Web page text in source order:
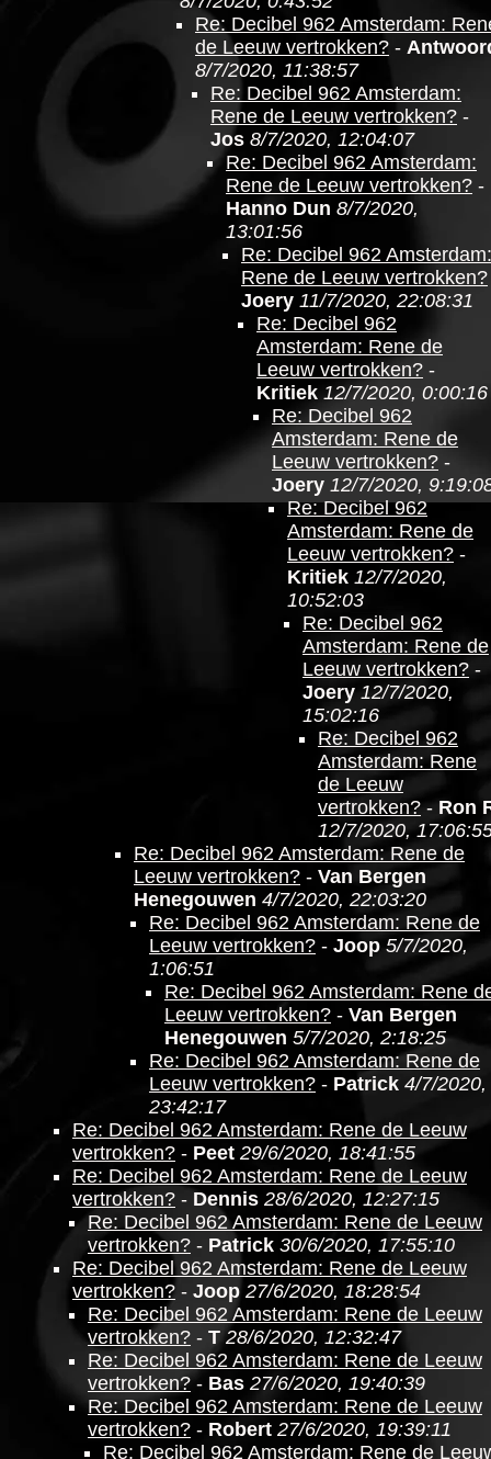
Re: Decibel 962 Amsterdam:
de Leeuw vertrokken? -
8/7/2020, 11:38:57
Re: Decibel 962 Amsterdam:
Rene de Leeuw vertrokken? -
Jos 8/7/2020, 12:04:07
Re: Decibel 962 Amsterdam:
Rene de Leeuw vertrokken? -
Hanno Dun 8/7/2020,
13:01:56
Re: Decibel 962 Amsterdam:
Rene de Leeuw vertrokken?
Joery 11/7/2020, 22:08:31
Re: Decibel 962
Amsterdam: Rene de
Leeuw vertrokken? -
Kritiek 12/7/2020, 0:00:16
Re: Decibel 962
Amsterdam: Rene de
Leeuw vertrokken? -
Joery 12/7/2020,
Re: Decibel 962
Amsterdam: Rene de
Leeuw vertrokken? -
Kritiek 12/7/2020,
10:52:03
Re: Decibel 962
Amsterdam: Rene de
Leeuw vertrokken? -
Joery 12/7/2020,
15:02:16
Re: Decibel 962
Amsterdam: Rene
de Leeuw
vertrokken?- Ron
12/7/2020,
Re: Decibel 962 Amsterdam: Rene de
Leeuw vertrokken? - Van Bergen
Henegouwen 4/7/2020, 22:03:20
Re: Decibel 962 Amsterdam: Rene de
Leeuw vertrokken? - Joop 5/7/2020,
1:06:51
Re: Decibel 962 Amsterdam: Rene
Leeuw vertrokken? - Van Bergen
Henegouwen 5/7/2020, 2:18:25
Re: Decibel 962 Amsterdam: Rene de
Leeuw vertrokken? - Patrick 4/7/2020,
23:42:17
Re: Decibel 962 Amsterdam: Rene de Leeuw
vertrokken? - Peet 29/6/2020, 18:41:55
Re: Decibel 962 Amsterdam: Rene de Leeuw
vertrokken? - Dennis 28/6/2020, 12:27:15
Re: Decibel 962 Amsterdam: Rene de Leeuw
vertrokken? - Patrick 30/6/2020, 17:55:10
Re: Decibel 962 Amsterdam: Rene de Leeuw
vertrokken? - Joop 27/6/2020, 18:28:54
Re: Decibel 962 Amsterdam: Rene de Leeuw
vertrokken? - T 28/6/2020, 12:32:47
Re: Decibel 962 Amsterdam: Rene de Leeuw
vertrokken? - Bas 27/6/2020, 19:40:39
Re: Decibel 962 Amsterdam: Rene de Leeuw
vertrokken? - Robert 27/6/2020, 19:39:11
Re: Decibel 962 Amsterdam: Rene de